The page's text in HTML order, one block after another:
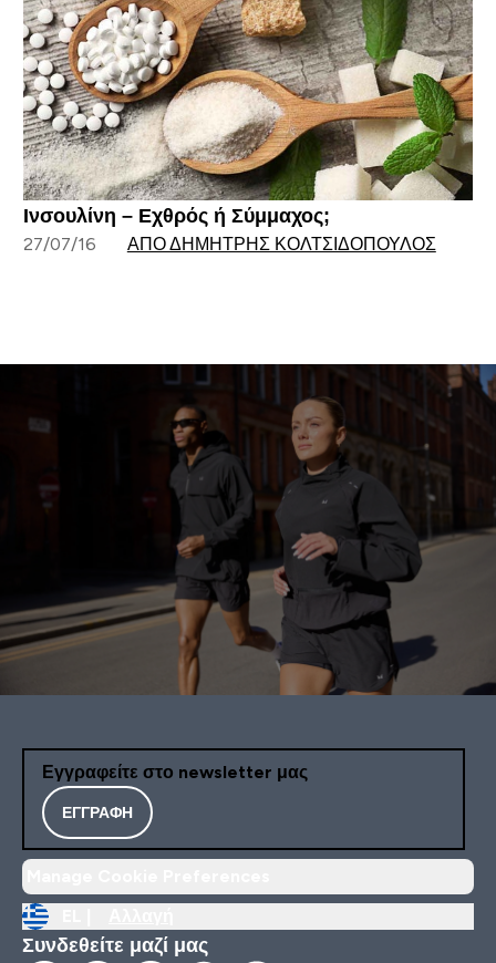
Ινσουλίνη – Εχθρός ή Σύμμαχος;
27/07/16 ΑΠΌ ΔΗΜΉΤΡΗΣ ΚΟΛΤΣΙΔΌΠΟΥΛΟΣ
Εγγραφείτε στο newsletter μας
ΕΓΓΡΑΦΉ
Συνδεθείτε μαζί μας